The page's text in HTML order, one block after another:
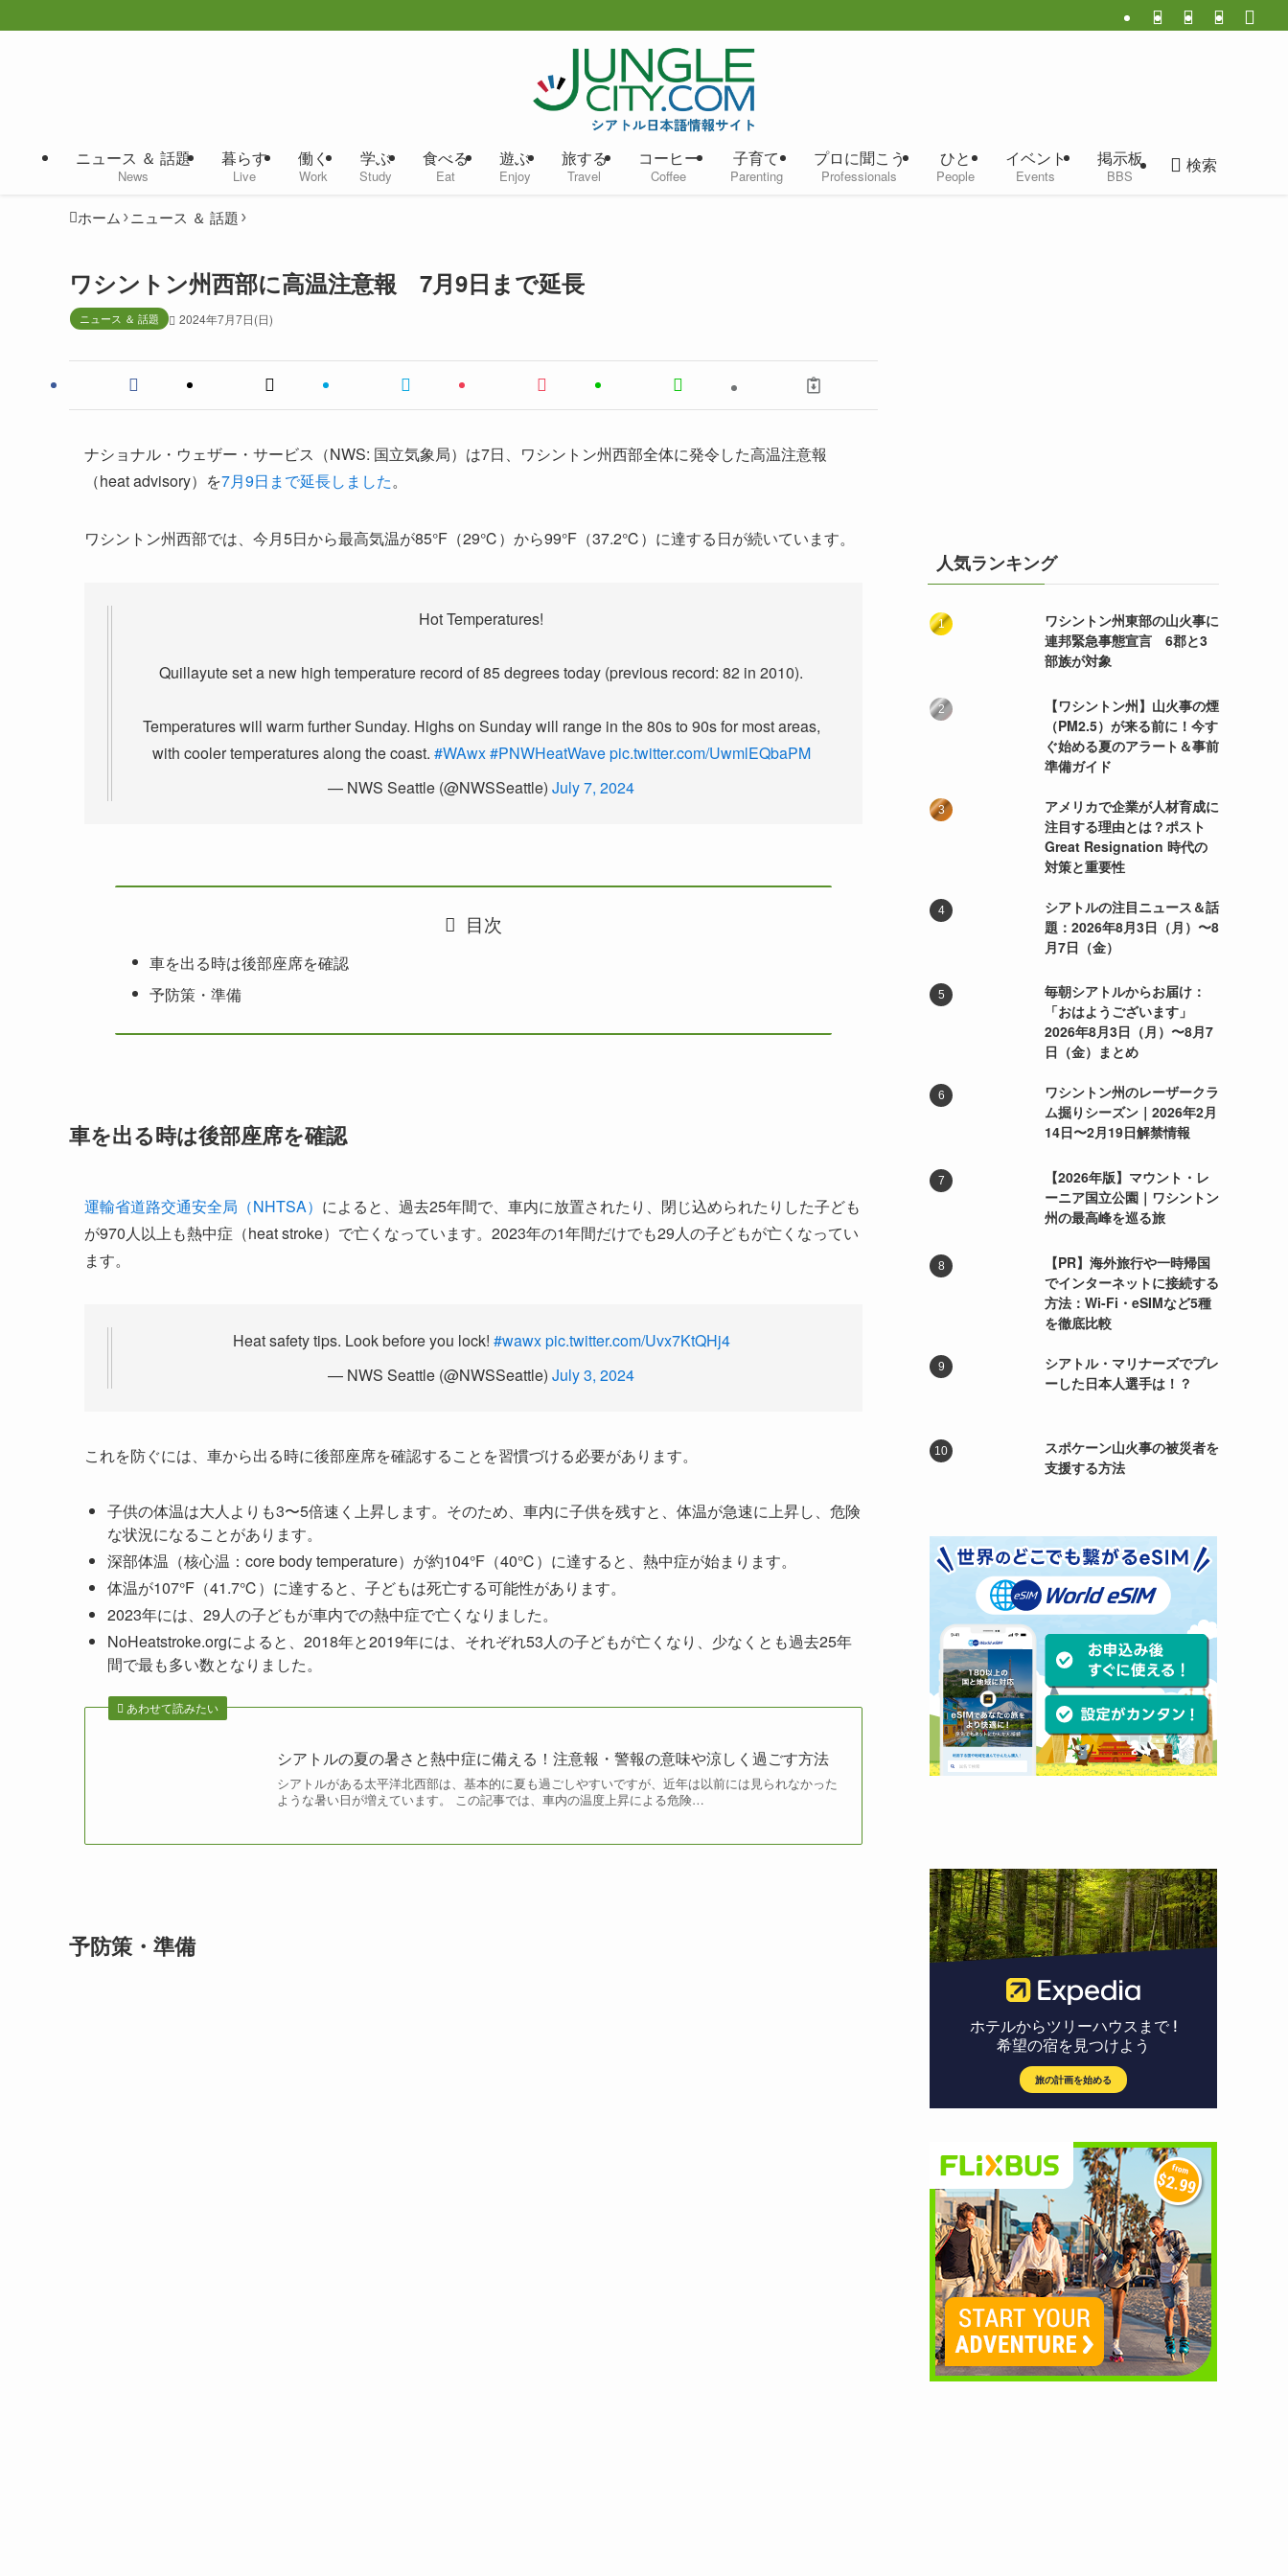
ニュース ＆ 話題
News
暮らす
Live
働く
Work
学ぶ
Study
食べる
Eat
遊ぶ
Enjoy
旅する
Travel
コーヒー
Coffee
子育て
Parenting
プロに聞こう
Professionals
ひと
People
イベント
Events
掲示板
BBS
検索
ホーム ニュース ＆ 話題
ワシントン州西部に高温注意報 7月9日まで延長
ニュース ＆ 話題 2024年7月7日(日)
ナショナル・ウェザー・サービス（NWS: 国立気象局）は7日、ワシントン州西部全体に発令した高温注意報
（heat advisory）を7月9日まで延長しました。
ワシントン州西部では、今月5日から最高気温が85°F（29℃）から99°F（37.2℃）に達する日が続いています。
Hot Temperatures!
Quillayute set a new high temperature record of 85 degrees today (previous record: 82 in 2010).
Temperatures will warm further Sunday. Highs on Sunday will range in the 80s to 90s for most areas,
with cooler temperatures along the coast. #WAwx#PNWHeatWavepic.twitter.com/UwmlEQbaPM
— NWS Seattle (@NWSSeattle) July 7, 2024
目次
車を出る時は後部座席を確認
予防策・準備
車を出る時は後部座席を確認
運輸省道路交通安全局（NHTSA） によると、過去25年間で、車内に放置されたり、閉じ込められたりした子ども
が970人以上も熱中症（heat stroke）で亡くなっています。2023年の1年間だけでも29人の子どもが亡くなってい
ます。
Heat safety tips. Look before you lock! #wawxpic.twitter.com/Uvx7KtQHj4
— NWS Seattle (@NWSSeattle) July 3, 2024
これを防ぐには、車から出る時に後部座席を確認することを習慣づける必要があります。
子供の体温は大人よりも3〜5倍速く上昇します。そのため、車内に子供を残すと、体温が急速に上昇し、危険
な状況になることがあります。
深部体温（核心温：core body temperature）が約104°F（40℃）に達すると、熱中症が始まります。
体温が107°F（41.7℃）に達すると、子どもは死亡する可能性があります。
2023年には、29人の子どもが車内での熱中症で亡くなりました。
NoHeatstroke.orgによると、2018年と2019年には、それぞれ53人の子どもが亡くなり、少なくとも過去25年
間で最も多い数となりました。
あわせて読みたい
シアトルの夏の暑さと熱中症に備える！注意報・警報の意味や涼しく過ごす方法
シアトルがある太平洋北西部は、基本的に夏も過ごしやすいですが、近年は以前には見られなかった
ような暑い日が増えています。 この記事では、車内の温度上昇による危険…
予防策・準備
人気ランキング
ワシントン州東部の山火事に
連邦緊急事態宣言 6郡と3
部族が対象
【ワシントン州】山火事の煙
（PM2.5）が来る前に！今す
ぐ始める夏のアラート＆事前
準備ガイド
アメリカで企業が人材育成に
注目する理由とは？ポスト
Great Resignation 時代の
対策と重要性
シアトルの注目ニュース＆話
題：2026年8月3日（月）〜8
月7日（金）
毎朝シアトルからお届け：
「おはようございます」
2026年8月3日（月）〜8月7
日（金）まとめ
ワシントン州のレーザークラ
ム掘りシーズン｜2026年2月
14日〜2月19日解禁情報
【2026年版】マウント・レ
ーニア国立公園｜ワシントン
州の最高峰を巡る旅
【PR】海外旅行や一時帰国
でインターネットに接続する
方法：Wi-Fi・eSIMなど5種
を徹底比較
シアトル・マリナーズでプレ
ーした日本人選手は！？
スポケーン山火事の被災者を
支援する方法